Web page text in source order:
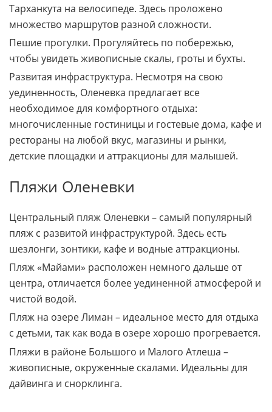
Тарханкута на велосипеде. Здесь проложено
множество маршрутов разной сложности.
Пешие прогулки. Прогуляйтесь по побережью,
чтобы увидеть живописные скалы, гроты и бухты.
Развитая инфраструктура. Несмотря на свою
уединенность, Оленевка предлагает все
необходимое для комфортного отдыха:
многочисленные гостиницы и гостевые дома, кафе и
рестораны на любой вкус, магазины и рынки,
детские площадки и аттракционы для малышей.
Пляжи Оленевки
Центральный пляж Оленевки – самый популярный
пляж с развитой инфраструктурой. Здесь есть
шезлонги, зонтики, кафе и водные аттракционы.
Пляж «Майами» расположен немного дальше от
центра, отличается более уединенной атмосферой и
чистой водой.
Пляж на озере Лиман – идеальное место для отдыха
с детьми, так как вода в озере хорошо прогревается.
Пляжи в районе Большого и Малого Атлеша –
живописные, окруженные скалами. Идеальны для
дайвинга и снорклинга.